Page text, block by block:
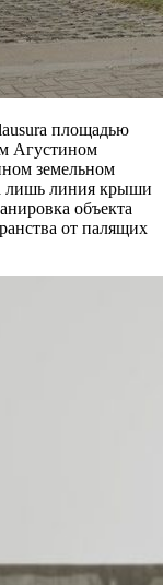
площадью
Агустином
земельном
лишь линия крыши
объекта
от палящих